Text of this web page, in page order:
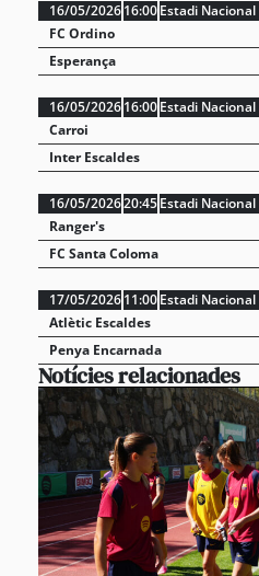
16/05/202616:00Estadi Nacional
FC Ordino
Esperança
16/05/202616:00Estadi Nacional
Carroi
Inter Escaldes
16/05/202620:45Estadi Nacional
Ranger's
FC Santa Coloma
17/05/202611:00Estadi Nacional
Atlètic Escaldes
Penya Encarnada
Notícies relacionades